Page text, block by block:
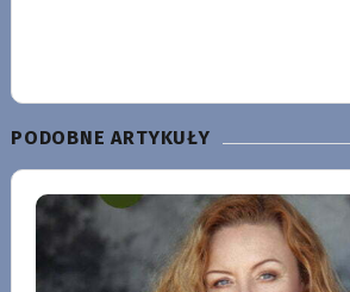
PODOBNE ARTYKUŁY